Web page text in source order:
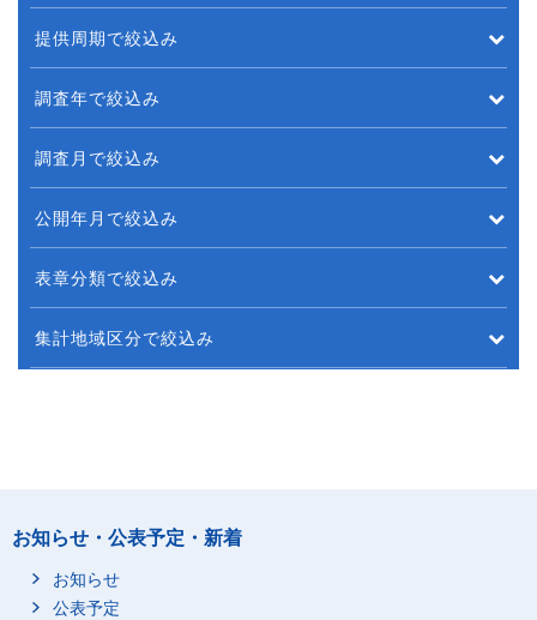
提供周期で絞込み
調査年で絞込み
調査月で絞込み
公開年月で絞込み
表章分類で絞込み
集計地域区分で絞込み
お知らせ・公表予定・新着
お知らせ
公表予定